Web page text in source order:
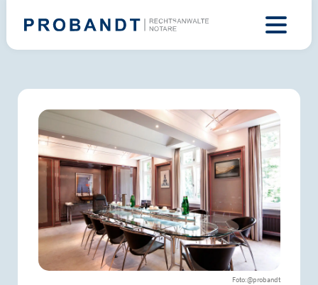
@probandt